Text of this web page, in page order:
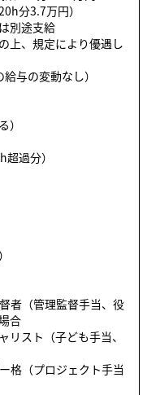
分3.7万円）
別途支給
上、規定により優遇し
与の変動なし）
）
過分）
者（管理監督手当、役
合
スト（子ども手当、
格（プロジェクト手当